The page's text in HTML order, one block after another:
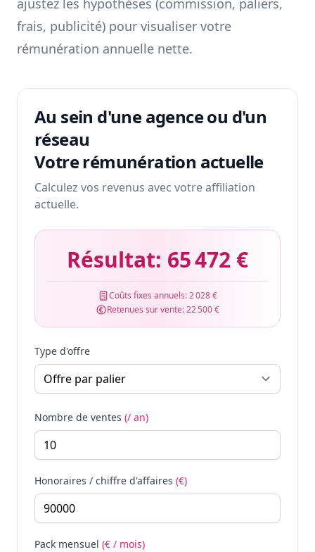
ajustez les hypothèses (commission, paliers,
frais, publicité) pour visualiser votre
rémunération annuelle nette.
Au sein d'une agence ou d'un
réseau
Votre rémunération actuelle
Calculez vos revenus avec votre affiliation
actuelle.
Résultat: 65 472 €
Coûts fixes annuels:2 028 €
Retenues sur vente:22 500 €
Type d'offre
Nombre de ventes (/ an)
Honoraires / chiffre d'affaires (€)
Pack mensuel (€ / mois)